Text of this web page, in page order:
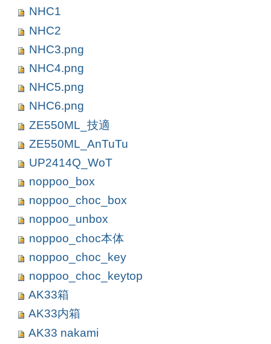
NHC1
NHC2
NHC3.png
NHC4.png
NHC5.png
NHC6.png
ZE550ML_技適
ZE550ML_AnTuTu
UP2414Q_WoT
noppoo_box
noppoo_choc_box
noppoo_unbox
noppoo_choc本体
noppoo_choc_key
noppoo_choc_keytop
AK33箱
AK33内箱
AK33 nakami